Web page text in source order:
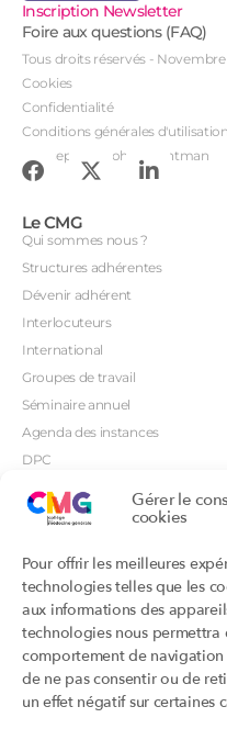
Gérer le
cookies
Pour offrir les meilleures
technologies telles que les
aux informations des
technologies nous
comportement de navigation
de ne pas consentir ou de
un effet négatif sur certaines
Inscription Newsletter
Foire aux questions (FAQ)
Tous droits réservés - Novembre
Cookies
Confidentialité
Conditions générales d'utilisation
Conception : John Brightman
Le CMG
Qui sommes nous ?
Structures adhérentes
Dévenir adhérent
Interlocuteurs
International
Groupes de travail
Séminaire annuel
Agenda des instances
DPC
CSI
Orientations prioritaires
Productions
Productions du Collège
Productions des structures
adhérentes
Labellisation
Addictions et médecine
Et si c’était une maladie rare ?